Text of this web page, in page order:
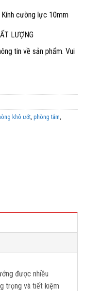
cường lực 10mm
LƯỢNG
tin về sản phẩm. Vui
khô ướt phòng tắm
được nhiều
trọng và tiết kiệm